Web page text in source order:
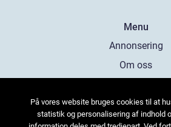
Menu
Annonsering
Om oss
Kontakta oss
Sitemap
På vores website bruges cookies til at
statistik og personalisering af indhold